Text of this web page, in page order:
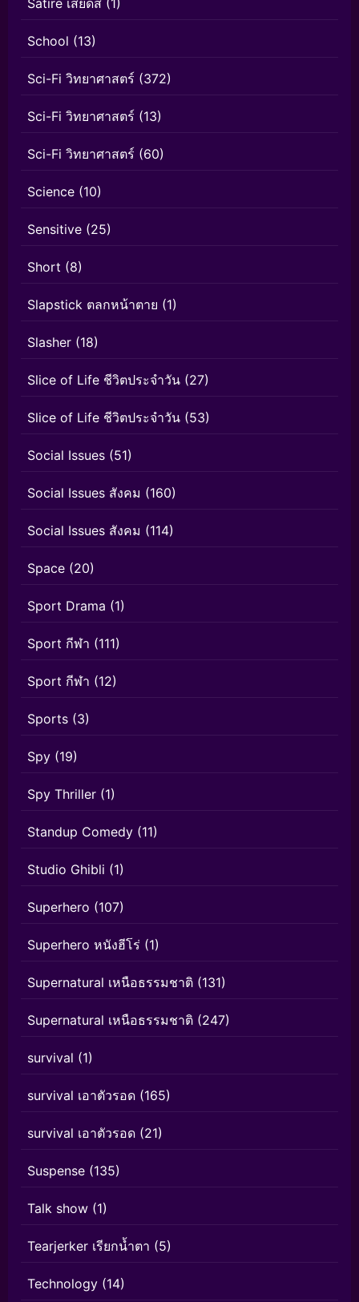
School (13)
Sci-Fi วิทยาศาสตร์ (372)
Sci-Fi วิทยาศาสตร์ (13)
Sci-Fi วิทยาศาสตร์ (60)
Science (10)
Sensitive (25)
Short (8)
Slapstick ตลกหน้าตาย (1)
Slasher (18)
Slice of Life ชีวิตประจำวัน (27)
Slice of Life ชีวิตประจำวัน (53)
Social Issues (51)
Social Issues สังคม (160)
Social Issues สังคม (114)
Space (20)
Sport Drama (1)
Sport กีฬา (111)
Sport กีฬา (12)
Sports (3)
Spy (19)
Spy Thriller (1)
Standup Comedy (11)
Studio Ghibli (1)
Superhero (107)
Superhero หนังฮีโร่ (1)
Supernatural เหนือธรรมชาติ (131)
Supernatural เหนือธรรมชาติ (247)
survival (1)
survival เอาตัวรอด (165)
survival เอาตัวรอด (21)
Suspense (135)
Talk show (1)
Tearjerker เรียกน้ำตา (5)
Technology (14)